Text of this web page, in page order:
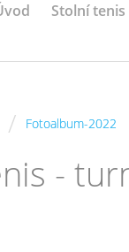
Stolní tenis
/ Fotoalbum-2022
-